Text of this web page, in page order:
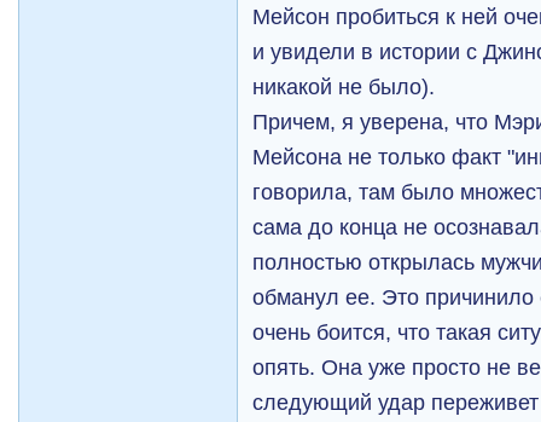
Мейсон пробиться к ней
и увидели в истории с
никакой не было).
Причем, я уверена, что
Мейсона не только факт
говорила, там было
сама до конца не
полностью открылась
обманул ее. Это
очень боится, что такая
опять. Она уже просто не
следующий удар